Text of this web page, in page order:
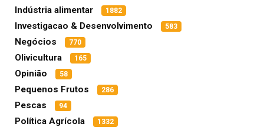
Indústria alimentar 1882
Investigacao & Desenvolvimento 583
Negócios 770
Olivicultura 165
Opinião 58
Pequenos Frutos 286
Pescas 94
Política Agrícola 1332